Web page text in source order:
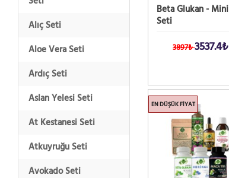
Alıç Seti
Aloe Vera Seti
Ardıç Seti
Aslan Yelesi Seti
At Kestanesi Seti
Atkuyruğu Seti
Avokado Seti
Beta Glukan - Mini
Seti
3897₺3537.4₺
EN DÜŞÜK FIYAT